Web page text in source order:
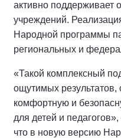
активно поддерживает
учреждений.
Народной программы
региональных и
«Такой комплексный
ощутимых результатов,
комфортную и
для детей и
что в новую версию